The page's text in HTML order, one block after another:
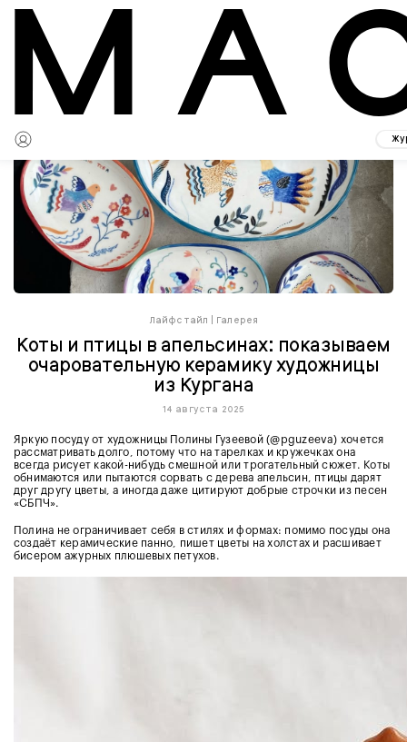
Лайфстайл Галерея
Коты и птицы в апельсинах: показываем
очаровательную керамику художницы
из Кургана
14 августа 2025
Яркую посуду от художницы Полины Гузеевой (@pguzeeva) хочется
рассматривать долго, потому что на тарелках и кружечках она
всегда рисует какой-нибудь смешной или трогательный сюжет. Коты
обнимаются или пытаются сорвать с дерева апельсин, птицы дарят
друг другу цветы, а иногда даже цитируют добрые строчки из песен
«СБПЧ».
Полина не ограничивает себя в стилях и формах: помимо посуды она
создаёт керамические панно, пишет цветы на холстах и расшивает
бисером ажурных плюшевых петухов.